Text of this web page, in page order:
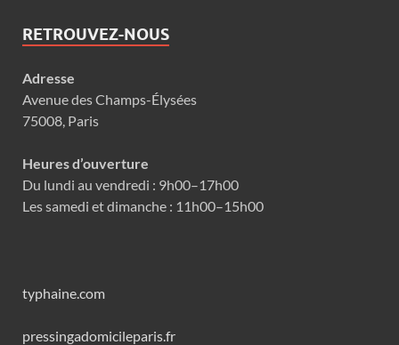
RETROUVEZ-NOUS
Adresse
Avenue des Champs-Élysées
75008, Paris
Heures d’ouverture
Du lundi au vendredi : 9h00–17h00
Les samedi et dimanche : 11h00–15h00
typhaine.com
pressingadomicileparis.fr